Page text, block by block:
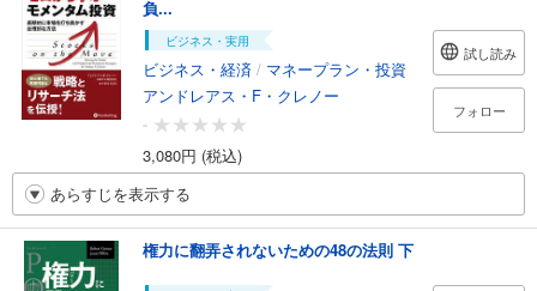
負...
ビジネス・実用
ビジネス・経済 / マネープラン・投資
アンドレアス・F・クレノー
-
3,080円 (税込)
試し読み
フォロー
あらすじを表示する
権力に翻弄されないための48の法則 下